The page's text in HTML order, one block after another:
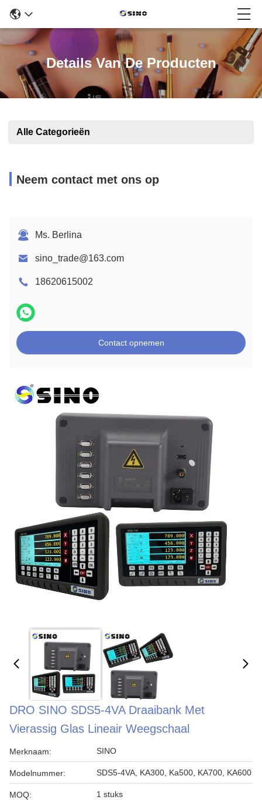
Details Van De Producten
Alle Categorieën
Neem contact met ons op
Ms. Berlina
sino_trade@163.com
18620615002
Contact opnemen
DRO SINO SDS5-4VA Draaibank Met
Vierassig Glas Lineair Weegschaal
Merknaam: SINO
Modelnummer: SDS5-4VA, KA300, Ka500, KA700, KA600
MOQ: 1 stuks